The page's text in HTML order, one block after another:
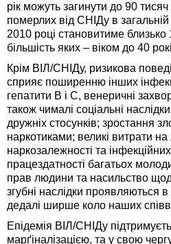
рік можуть загинути до 90
померлих від СНІДу в загальній
2010 році становитиме
більшість яких – віком до 40
Крім ВІЛ/СНІДу, ризикова
сприяє поширенню інших
гепатити В і С, венеричні
також чималі соціальні
дружніх стосунків; зростання
наркотиками; великі витрати на
наркозалежності та
працездатності багатьох
прав людини та насильство
згубні наслідки проявляються
дедалі ширше коло наших
Епідемія ВІЛ/СНІДу
марґіналізацією, та у свою